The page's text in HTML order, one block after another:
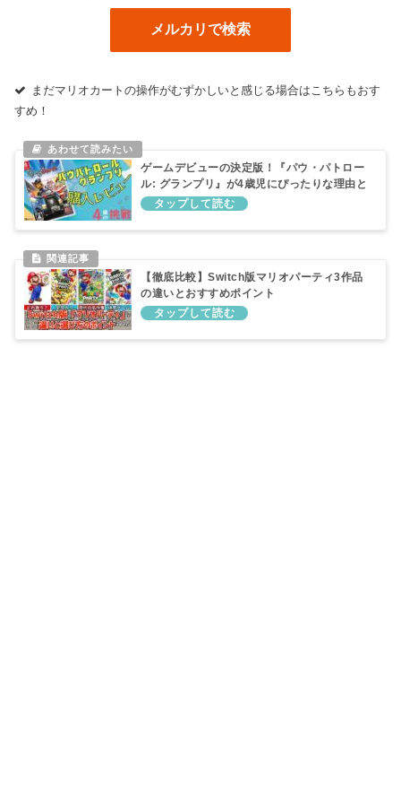
メルカリで検索
まだマリオカートの操作がむずかしいと感じる場合はこちらもおす
すめ！
ゲームデビューの決定版！『パウ・パトロー
ル: グランプリ』が4歳児にぴったりな理由と
は？
【徹底比較】Switch版マリオパーティ3作品
の違いとおすすめポイント